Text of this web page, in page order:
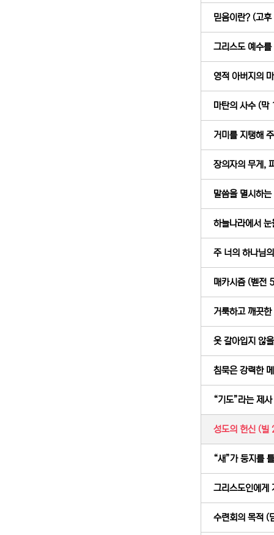
믿음이란? (고
그리스도 예수
영적 아버지의
마탄의 사수 (
거미를 지탱해
장의자의 무게,
말씀을 멸시하
하늘나라에서
주 너의 하나님
매카시즘 (벧전
거룩하고 깨끗
옷 갈아입지 않
침묵은 강력한
“기도”라는 제
성도의 헌신 (
“새”가 둥지를
그리스도인에
수련회의 목적